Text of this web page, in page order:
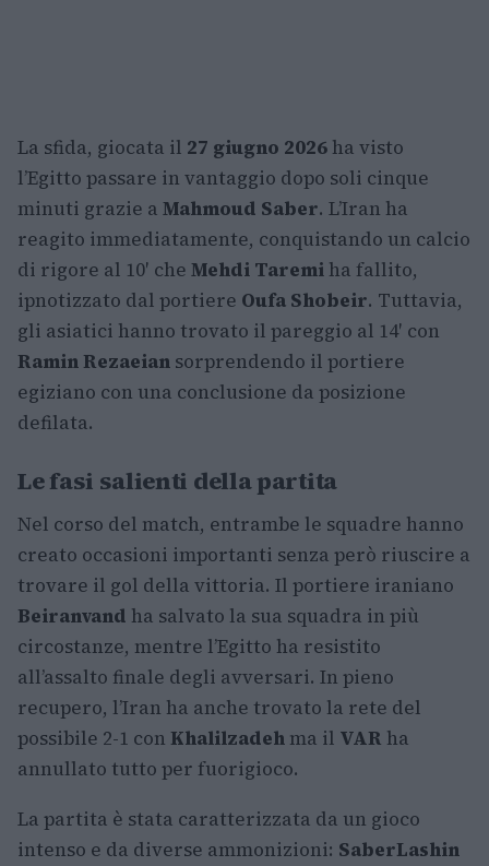
La sfida, giocata il 27 giugno 2026 ha visto
l’Egitto passare in vantaggio dopo soli cinque
minuti grazie a Mahmoud Saber. L’Iran ha
reagito immediatamente, conquistando un calcio
di rigore al 10′ che Mehdi Taremi ha fallito,
ipnotizzato dal portiere Oufa Shobeir. Tuttavia,
gli asiatici hanno trovato il pareggio al 14′ con
Ramin Rezaeian sorprendendo il portiere
egiziano con una conclusione da posizione
defilata.
Le fasi salienti della partita
Nel corso del match, entrambe le squadre hanno
creato occasioni importanti senza però riuscire a
trovare il gol della vittoria. Il portiere iraniano
Beiranvand ha salvato la sua squadra in più
circostanze, mentre l’Egitto ha resistito
all’assalto finale degli avversari. In pieno
recupero, l’Iran ha anche trovato la rete del
possibile 2-1 con Khalilzadeh ma il VAR ha
annullato tutto per fuorigioco.
La partita è stata caratterizzata da un gioco
intenso e da diverse ammonizioni: SaberLashin